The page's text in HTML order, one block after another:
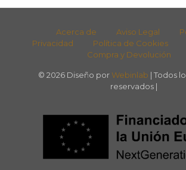
Acerca de Aviso Legal
Privacidad
Política de Cookies
Compra y Devolución
© 2026 Diseño por Webinlab | Todos
reservados |